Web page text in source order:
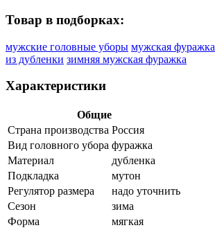
Товар в подборках:
мужские головные уборы мужская фуражка
из дубленки зимняя мужская фуражка
Характеристики
Общие
Страна производства Россия
Вид головного убора фуражка
Материал
дубленка
Подкладка
мутон
Регулятор размера
надо уточнить
Сезон
зима
Форма
мягкая